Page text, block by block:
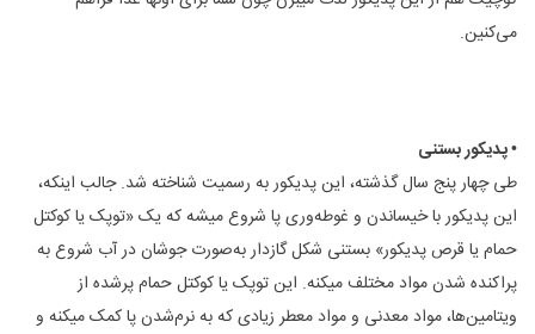
می‌کنین.
• پدیکور بستنی
طی چهار پنج سال گذشته، این پدیکور به رسمیت شناخته شد. جالب اینکه،
این پدیکور با خیساندن و غوطه‌وری پا شروع میشه که یک «توپک یا کوکتل
حمام یا قرص پدیکور» بستنی شکل گازدار به‌صورت جوشان در آب شروع به
پراکنده شدن مواد مختلف میکنه. این توپک یا کوکتل حمام پرشده از
ویتامین‌ها، مواد معدنی و مواد معطر زیادی که به نرم‌شدن پا کمک میکنه و